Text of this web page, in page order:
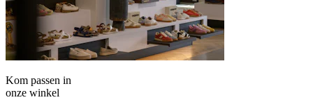
Kom passen in
onze winkel